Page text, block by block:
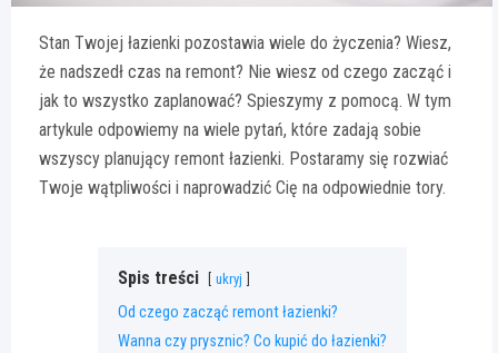
Stan Twojej łazienki pozostawia wiele do życzenia? Wiesz,
że nadszedł czas na remont? Nie wiesz od czego zacząć i
jak to wszystko zaplanować? Spieszymy z pomocą. W tym
artykule odpowiemy na wiele pytań, które zadają sobie
wszyscy planujący remont łazienki. Postaramy się rozwiać
Twoje wątpliwości i naprowadzić Cię na odpowiednie tory.
Spis treści ukryj
Od czego zacząć remont łazienki?
Wanna czy prysznic? Co kupić do łazienki?